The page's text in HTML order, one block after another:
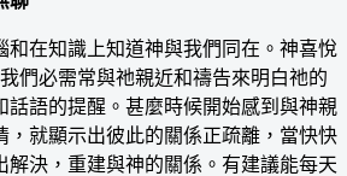
在知識上知道神與我們同在。神喜悅
們必需常與祂親近和禱告來明白祂的
話語的提醒。甚麼時候開始感到與神親
，就顯示出彼此的關係正疏離，當快快
解決，重建與神的關係。有建議能每天